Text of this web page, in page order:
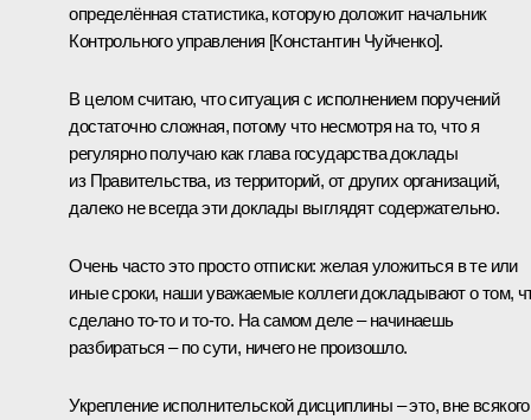
определённая статистика, которую доложит начальник
Контрольного управления [Константин Чуйченко].
В целом считаю, что ситуация с исполнением поручений
достаточно сложная, потому что несмотря на то, что я
регулярно получаю как глава государства доклады
из Правительства, из территорий, от других организаций,
далеко не всегда эти доклады выглядят содержательно.
Очень часто это просто отписки: желая уложиться в те или
иные сроки, наши уважаемые коллеги докладывают о том,
сделано то‑то и то‑то. На самом деле – начинаешь
разбираться – по сути, ничего не произошло.
Укрепление исполнительской дисциплины – это, вне всякого